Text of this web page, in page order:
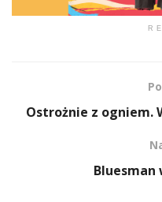
Ostrożnie z ogniem.
Bluesman